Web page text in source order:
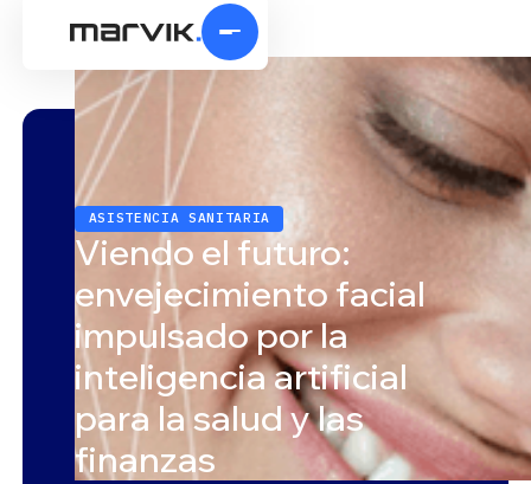
ASISTENCIA SANITARIA
Viendo el futuro:
envejecimiento facial
impulsado por la
inteligencia artificial
para la salud y las
finanzas